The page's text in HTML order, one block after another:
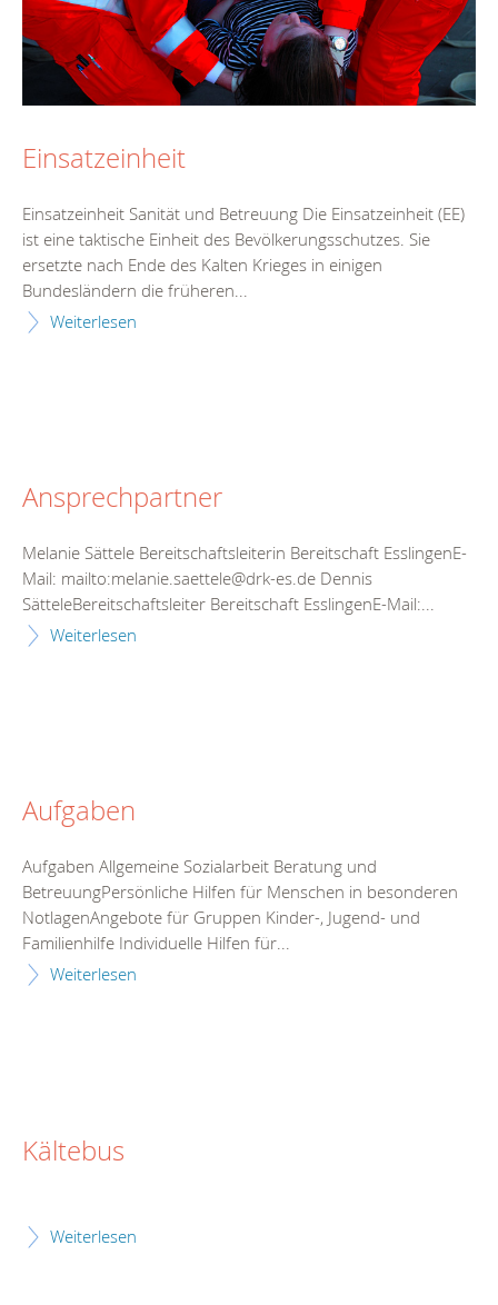
Einsatzeinheit
Einsatzeinheit Sanität und Betreuung Die Einsatzeinheit (EE)
ist eine taktische Einheit des Bevölkerungsschutzes. Sie
ersetzte nach Ende des Kalten Krieges in einigen
Bundesländern die früheren...
Weiterlesen
Ansprechpartner
Melanie Sättele Bereitschaftsleiterin Bereitschaft EsslingenE-
Mail: mailto:melanie.saettele@drk-es.de Dennis
SätteleBereitschaftsleiter Bereitschaft EsslingenE-Mail:...
Weiterlesen
Aufgaben
Aufgaben Allgemeine Sozialarbeit Beratung und
BetreuungPersönliche Hilfen für Menschen in besonderen
NotlagenAngebote für Gruppen Kinder-, Jugend- und
Familienhilfe Individuelle Hilfen für...
Weiterlesen
Kältebus
Weiterlesen